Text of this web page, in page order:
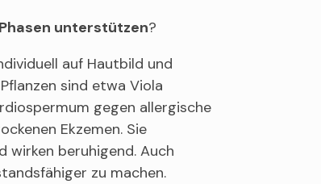
unterstützen?
auf Hautbild und
sind etwa Viola
gegen allergische
Ekzemen. Sie
beruhigend. Auch
zu machen.